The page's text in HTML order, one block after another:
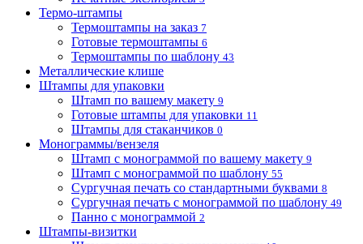
Термо-штампы
Термоштампы на заказ 7
Готовые термоштампы 6
Термоштампы по шаблону 43
Металлические клише
Штампы для упаковки
Штамп по вашему макету 9
Готовые штампы для упаковки 11
Штампы для стаканчиков 0
Монограммы/вензеля
Штамп с монограммой по вашему макету 9
Штамп с монограммой по шаблону 55
Сургучная печать со стандартными буквами 8
Сургучная печать с монограммой по шаблону 49
Панно с монограммой 2
Штампы-визитки